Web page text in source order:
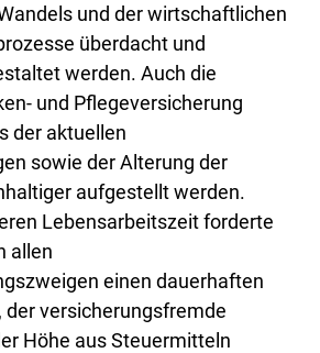
und der wirtschaftlichen
überdacht und
werden. Auch die
und Pflegeversicherung
der aktuellen
sowie der Alterung der
aufgestellt werden.
Lebensarbeitszeit forderte
allen
einen dauerhaften
der versicherungsfremde
Höhe aus Steuermitteln